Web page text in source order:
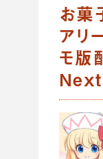
お菓
アリ
モ版
Next